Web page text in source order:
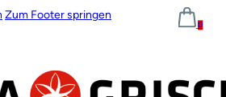
Zum Footer springen
0